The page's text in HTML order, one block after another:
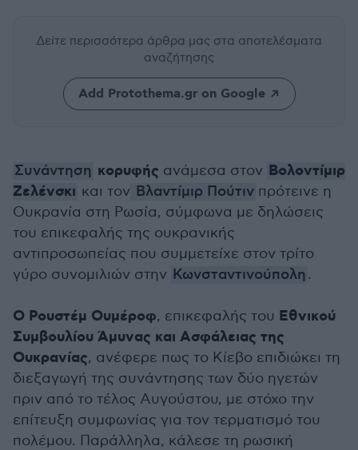
Δείτε περισσότερα άρθρα μας στα αποτελέσματα
αναζήτησης
Add Protothema.gr on Google
Συνάντηση κορυφής ανάμεσα στον Βολοντίμιρ
Ζελένσκι και τον Βλαντίμιρ Πούτιν πρότεινε η
Ουκρανία στη Ρωσία, σύμφωνα με δηλώσεις
του επικεφαλής της ουκρανικής
αντιπροσωπείας που συμμετείχε στον τρίτο
γύρο συνομιλιών στην Κωνσταντινούπολη.
Ο Ρουστέμ Ουμέροφ, επικεφαλής του Εθνικού
Συμβουλίου Άμυνας και Ασφάλειας της
Ουκρανίας, ανέφερε πως το Κίεβο επιδιώκει τη
διεξαγωγή της συνάντησης των δύο ηγετών
πριν από το τέλος Αυγούστου, με στόχο την
επίτευξη συμφωνίας για τον τερματισμό του
πολέμου. Παράλληλα, κάλεσε τη ρωσική